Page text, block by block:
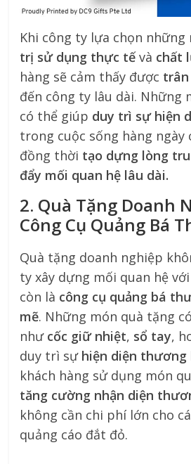
Khi công ty lựa chọn những
trị sử dụng thực tếvà chất
hàng sẽ cảm thấy được
đến công ty lâu dài. Những
có thể giúp duy trì sự hiện
trong cuộc sống hàng ngày
đồng thời tạo dựng lòng
đẩy mối quan hệ lâu dài.
2. Quà Tặng Doanh
Công Cụ Quảng Bá
Quà tặng doanh nghiệp
ty xây dựng mối quan hệ
còn là công cụ quảng bá
mẽ. Những món quà tặng có
như cốc giữ nhiệt, sổ tay,
duy trì sự hiện diện thương
khách hàng sử dụng món
tăng cường nhận diện
không cần chi phí lớn cho
quảng cáo đắt đỏ.